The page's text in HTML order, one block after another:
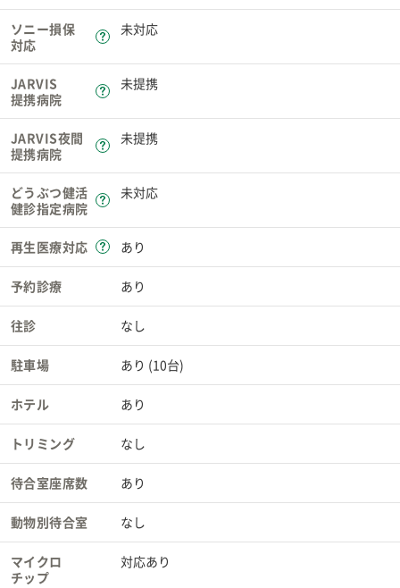
ソニー損保
対応
未対応
JARVIS
提携病院
未提携
JARVIS夜間
提携病院
未提携
どうぶつ健活
健診指定病院
未対応
再生医療対応 あり
予約診療 あり
往診 なし
駐車場 あり (10台)
ホテル あり
トリミング なし
待合室座席数 あり
動物別待合室 なし
マイクロ
チップ
対応あり